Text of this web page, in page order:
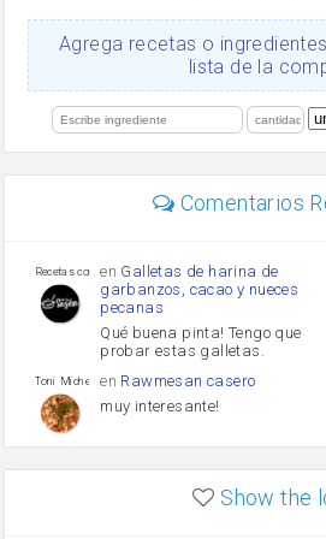
Ajos
orégano
limón
Agrega recetas o
lista de la
Comentarios
Recetas con sazon
en Galletas de harina de
garbanzos, cacao y nueces
pecanas
Qué buena pinta! Tengo que
probar estas galletas.
Toni Michel Caubet
en Rawmesan casero
muy interesante!
enLasaña casera fácil y
Show the